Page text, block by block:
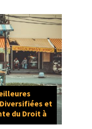
et
du Droit à